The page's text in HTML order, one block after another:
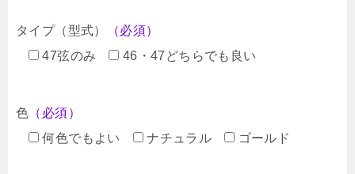
タイプ（型式）
（必須）
47弦のみ
46・47どちらでも良い
色 （必須）
何色でもよい
ナチュラル ゴールド